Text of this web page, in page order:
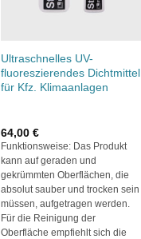
Ultraschnelles UV-
fluoreszierendes Dichtmittel
für Kfz. Klimaanlagen
64,00€
Funktionsweise: Das Produkt
kann auf geraden und
gekrümmten Oberflächen, die
absolut sauber und trocken sein
müssen, aufgetragen werden.
Für die Reinigung der
Oberfläche empfiehlt sich die